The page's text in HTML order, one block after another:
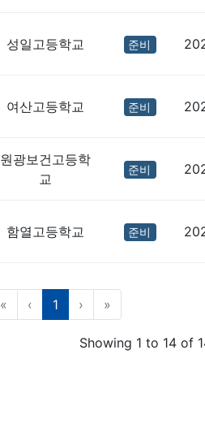
성일고등학교 준비
여산고등학교 준비
원광보건고등학
교
준비
함열고등학교 준비
« ‹ 1 (current)
› »
Showing 1 to 14 of